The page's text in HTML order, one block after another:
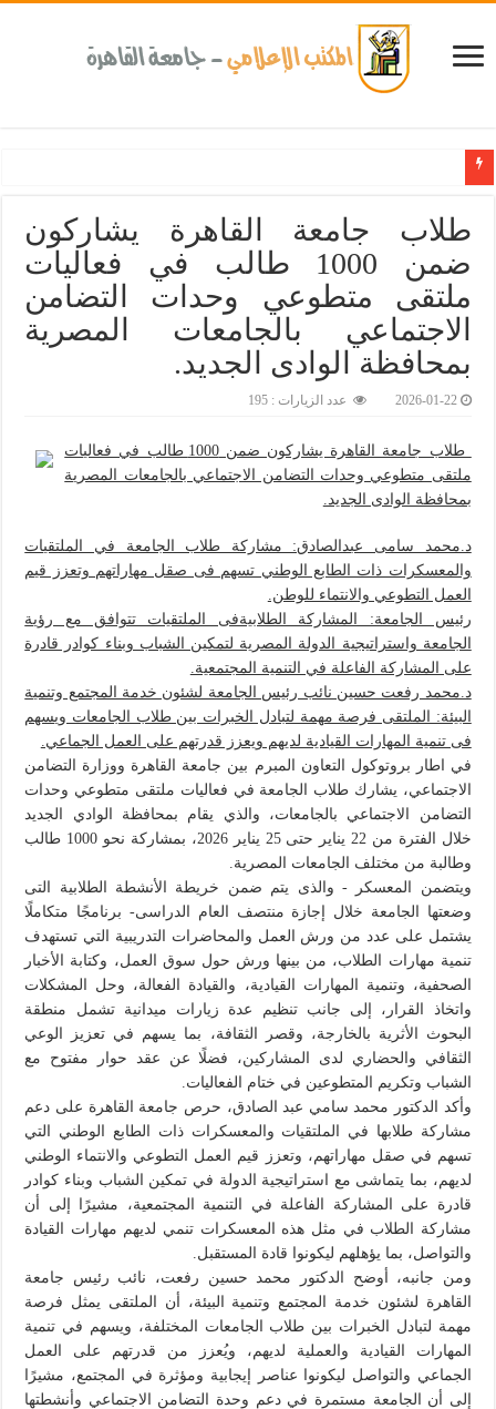
طلاب جامعة القاهرة يشاركون
ضمن 1000 طالب في فعاليات
ملتقى متطوعي وحدات التضامن
الاجتماعي بالجامعات المصرية
بمحافظة الوادى الجديد.‎
2026-01-22 عدد الزيارات : 195
طلاب جامعة القاهرة يشاركون ضمن 1000 طالب في فعاليات
ملتقى متطوعي وحدات التضامن الاجتماعي بالجامعات المصرية
بمحافظة الوادى الجديد.
د.محمد سامى عبدالصادق: مشاركة طلاب الجامعة في الملتقيات
والمعسكرات ذات الطابع الوطني تسهم فى صقل مهاراتهم وتعزز قيم
العمل التطوعي والانتماء للوطن.
رئيس الجامعة: المشاركة الطلابيةفى الملتقيات تتوافق مع رؤية
الجامعة واستراتيجية الدولة المصرية لتمكين الشباب وبناء كوادر قادرة
على المشاركة الفاعلة في التنمية المجتمعية.
د.محمد رفعت حسين نائب رئيس الجامعة لشئون خدمة المجتمع وتنمية
البيئة: الملتقى فرصة مهمة لتبادل الخبرات بين طلاب الجامعات ويسهم
فى تنمية المهارات القيادية لديهم ويعزز قدرتهم على العمل الجماعي.
في اطار بروتوكول التعاون المبرم بين جامعة القاهرة ووزارة التضامن
الاجتماعي، يشارك طلاب الجامعة في فعاليات ملتقى متطوعي وحدات
التضامن الاجتماعي بالجامعات، والذي يقام بمحافظة الوادي الجديد
خلال الفترة من 22 يناير حتى 25 يناير 2026، بمشاركة نحو 1000 طالب
وطالبة من مختلف الجامعات المصرية.
ويتضمن المعسكر - والذى يتم ضمن خريطة الأنشطة الطلابية التى
وضعتها الجامعة خلال إجازة منتصف العام الدراسى- برنامجًا متكاملًا
يشتمل على عدد من ورش العمل والمحاضرات التدريبية التي تستهدف
تنمية مهارات الطلاب، من بينها ورش حول سوق العمل، وكتابة الأخبار
الصحفية، وتنمية المهارات القيادية، والقيادة الفعالة، وحل المشكلات
واتخاذ القرار، إلى جانب تنظيم عدة زيارات ميدانية تشمل منطقة
البحوث الأثرية بالخارجة، وقصر الثقافة، بما يسهم في تعزيز الوعي
الثقافي والحضاري لدى المشاركين، فضلًا عن عقد حوار مفتوح مع
الشباب وتكريم المتطوعين في ختام الفعاليات.
وأكد الدكتور محمد سامي عبد الصادق، حرص جامعة القاهرة على دعم
مشاركة طلابها في الملتقيات والمعسكرات ذات الطابع الوطني التي
تسهم في صقل مهاراتهم، وتعزز قيم العمل التطوعي والانتماء الوطني
لديهم، بما يتماشى مع استراتيجية الدولة في تمكين الشباب وبناء كوادر
قادرة على المشاركة الفاعلة في التنمية المجتمعية، مشيرًا إلى أن
مشاركة الطلاب في مثل هذه المعسكرات تنمي لديهم مهارات القيادة
والتواصل، بما يؤهلهم ليكونوا قادة المستقبل.
ومن جانبه، أوضح الدكتور محمد حسين رفعت، نائب رئيس جامعة
القاهرة لشئون خدمة المجتمع وتنمية البيئة، أن الملتقى يمثل فرصة
مهمة لتبادل الخبرات بين طلاب الجامعات المختلفة، ويسهم في تنمية
المهارات القيادية والعملية لديهم، ويُعزز من قدرتهم على العمل
الجماعي والتواصل ليكونوا عناصر إيجابية ومؤثرة في المجتمع، مشيرًا
إلى أن الجامعة مستمرة في دعم وحدة التضامن الاجتماعي وأنشطتها